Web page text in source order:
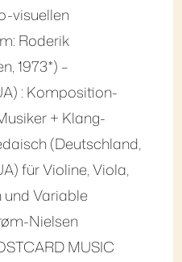
visuellen
Roderik
1973*) –
: Komposition-
+ Klang-
(Deutschland,
für Violine, Viola,
Variable
Nielsen
MUSIC